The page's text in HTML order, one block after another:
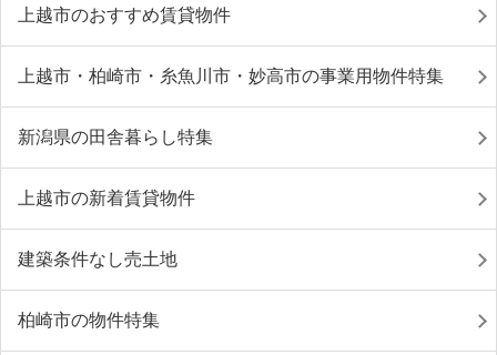
上越市のおすすめ賃貸物件
上越市・柏崎市・糸魚川市・妙高市の事業用物件特集
新潟県の田舎暮らし特集
上越市の新着賃貸物件
建築条件なし売土地
柏崎市の物件特集